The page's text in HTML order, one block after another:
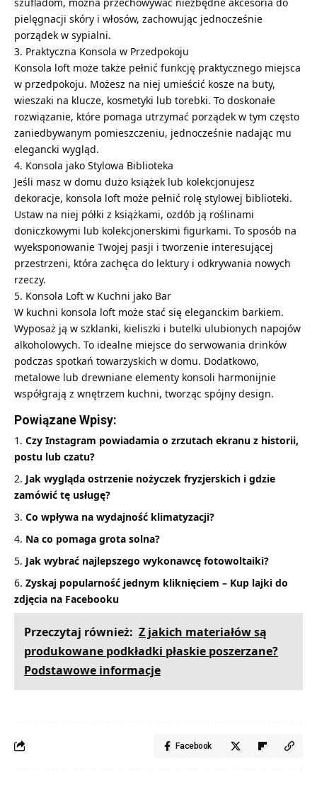
pielęgnacji skóry i włosów, zachowując jednocześnie
porządek w sypialni.
3. Praktyczna Konsola w Przedpokoju
Konsola loft może także pełnić funkcję praktycznego miejsca
w przedpokoju. Możesz na niej umieścić kosze na buty,
wieszaki na klucze, kosmetyki lub torebki. To doskonałe
rozwiązanie, które pomaga utrzymać porządek w tym często
zaniedbywanym pomieszczeniu, jednocześnie nadając mu
elegancki wygląd.
4. Konsola jako Stylowa Biblioteka
Jeśli masz w domu dużo książek lub kolekcjonujesz
dekoracje, konsola loft może pełnić rolę stylowej biblioteki.
Ustaw na niej półki z książkami, ozdób ją roślinami
doniczkowymi lub kolekcjonerskimi figurkami. To sposób na
wyeksponowanie Twojej pasji i tworzenie interesującej
przestrzeni, która zachęca do lektury i odkrywania nowych
rzeczy.
5. Konsola Loft w Kuchni jako Bar
W kuchni konsola loft może stać się eleganckim barkiem.
Wyposaż ją w szklanki, kieliszki i butelki ulubionych napojów
alkoholowych. To idealne miejsce do serwowania drinków
podczas spotkań towarzyskich w domu. Dodatkowo,
metalowe lub drewniane elementy konsoli harmonijnie
współgrają z wnętrzem kuchni, tworząc spójny design.
Powiązane Wpisy:
Czy Instagram powiadamia o zrzutach ekranu z historii,
postu lub czatu?
Jak wygląda ostrzenie nożyczek fryzjerskich i gdzie
zamówić tę usługę?
Co wpływa na wydajność klimatyzacji?
Na co pomaga grota solna?
Jak wybrać najlepszego wykonawcę fotowoltaiki?
Zyskaj popularność jednym kliknięciem – Kup lajki do
zdjęcia na Facebooku
Przeczytaj również: Z jakich materiałów są
produkowane podkładki płaskie poszerzane?
Podstawowe informacje
Facebook